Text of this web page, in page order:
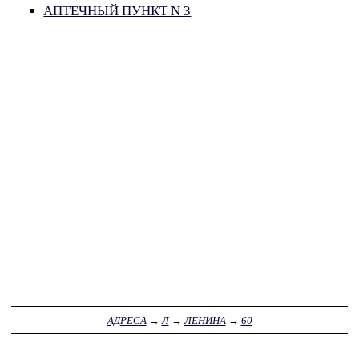
АПТЕЧНЫЙ ПУНКТ N 3
АДРЕСА →Л→ЛЕНИНА → 60